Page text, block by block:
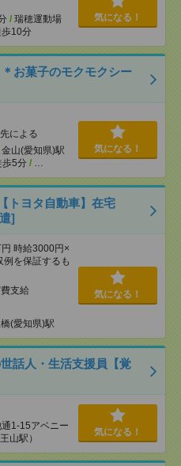
/ 瑞穂運動場
歩10分
気になる！
お菓子のモクモクシー
による
金山(愛知県)駅
歩5分 / …
気になる！
トヨタ自動車】在宅
]
時給3000円×
を保証するも
支給
(愛知県)駅
気になる！
話人・生活支援員【覚
1-15アベニー
山駅）
気になる！